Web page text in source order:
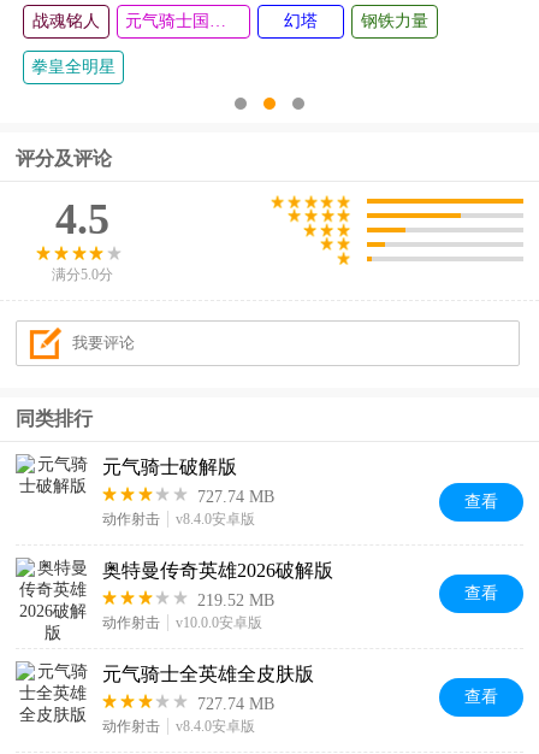
元气骑士国际版 幻塔 钢铁力量
评分及评论
4.5
满分5.0分
同类排行
元气骑士破解版
727.74 MB
动作射击 v8.4.0安卓版
查看
奥特曼传奇英雄2026破解版
219.52 MB
动作射击 v10.0.0安卓版
查看
元气骑士全英雄全皮肤版
727.74 MB
动作射击 v8.4.0安卓版
查看